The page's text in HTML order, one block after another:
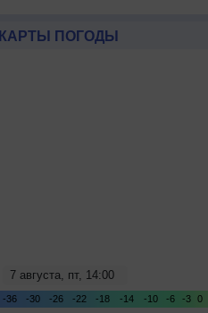
КАРТЫ ПОГОДЫ